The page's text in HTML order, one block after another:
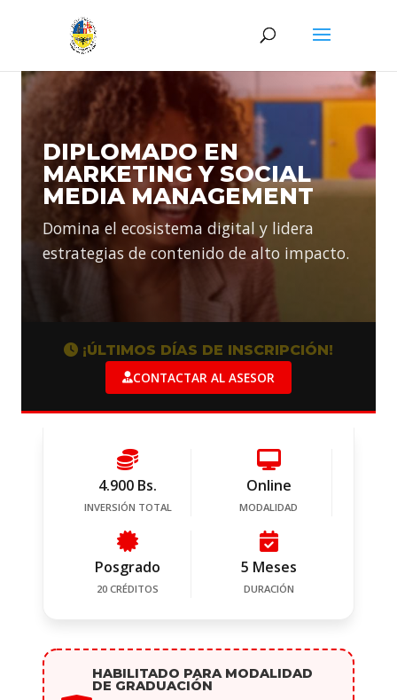
DIPLOMADO EN
MARKETING Y SOCIAL
MEDIA MANAGEMENT
Domina el ecosistema digital y lidera
estrategias de contenido de alto impacto.
¡ÚLTIMOS DÍAS DE INSCRIPCIÓN!
CONTACTAR AL ASESOR
4.900 Bs.
INVERSIÓN TOTAL
Online
MODALIDAD
Posgrado
20 CRÉDITOS
5 Meses
DURACIÓN
HABILITADO PARA MODALIDAD
DE GRADUACIÓN